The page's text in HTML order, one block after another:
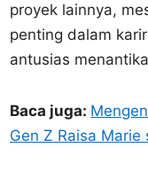
proyek lainnya,
penting dalam
antusias
Baca juga:
Gen Z Raisa Marie